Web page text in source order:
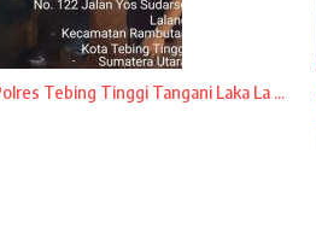
Tebing Tinggi Tangani Laka La ...